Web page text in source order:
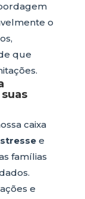
o
que
caixa
e
famílias
e